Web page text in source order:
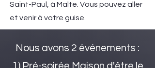
Saint-Paul, à Malte. Vous pouvez aller
et venir à votre guise.
Nous avons 2 événements :
1) Pré-soirée Maison d'être le